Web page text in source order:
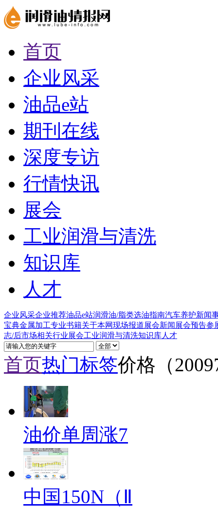
首页
企业风采
油品e站
期刊在线
深度专访
行情快讯
展会
工业润滑与清洗
知识库
人才
企业风采企业推荐油品e站润滑油/脂类选油指南汽车养护新闻
宝典金属加工专业书籍关于本网现场报道展会新闻 展会预告参
志/后市场相关行业展会工业润滑与清洗知识库人才
首页热门标签价格（
油价单周涨7
中国150N（Ⅱ